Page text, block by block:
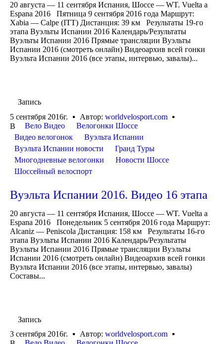
20 августа — 11 сентября Испания, Шоссе — WT. Vuelta a
Espana 2016 Пятница 9 сентября 2016 года Маршрут:
Xabia — Calpe (ITT) Дистанция: 39 км Результаты 19-го
этапа Вуэльты Испании 2016 Календарь/Результаты
Вуэльты Испании 2016 Прямые трансляции Вуэльты
Испании 2016 (смотреть онлайн) Видеоархив всей гонки
Вуэльта Испании 2016 (все этапы, интервью, завалы)...
Запись
5 сентября 2016г.
Автор: worldvelosport.com
В
Вело Видео
Велогонки Шоссе
Видео велогонок
Вуэльта Испании
Вуэльта Испании новости
Гранд Туры
Многодневные велогонки
Новости Шоссе
Шоссейный велоспорт
Вуэльта Испании 2016. Видео 16 этапа
20 августа — 11 сентября Испания, Шоссе — WT. Vuelta a
Espana 2016 Понедельник 5 сентября 2016 года Маршрут:
Alcaniz — Peniscola Дистанция: 158 км Результаты 16-го
этапа Вуэльты Испании 2016 Календарь/Результаты
Вуэльты Испании 2016 Прямые трансляции Вуэльты
Испании 2016 (смотреть онлайн) Видеоархив всей гонки
Вуэльта Испании 2016 (все этапы, интервью, завалы)
Составы...
Запись
3 сентября 2016г.
Автор: worldvelosport.com